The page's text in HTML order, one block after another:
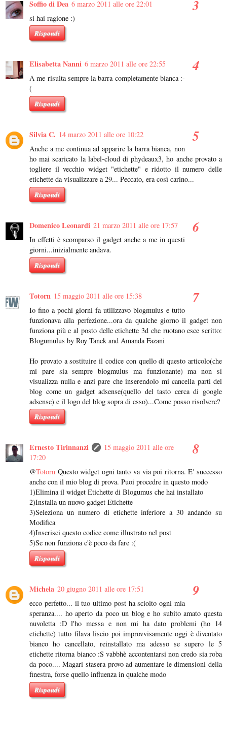
Soffio di Dea 6 marzo 2011 alle ore 22:01
si hai ragione :)
Rispondi
Elisabetta Nanni 6 marzo 2011 alle ore 22:55
A me risulta sempre la barra completamente bianca :-
(
Rispondi
Silvia C. 14 marzo 2011 alle ore 10:22
Anche a me continua ad apparire la barra bianca, non
ho mai scaricato la label-cloud di phydeaux3, ho anche provato a
togliere il vecchio widget "etichette" e ridotto il numero delle
etichette da visualizzare a 29... Peccato, era così carino...
Rispondi
Domenico Leonardi 21 marzo 2011 alle ore 17:57
In effetti è scomparso il gadget anche a me in questi
giorni...inizialmente andava.
Rispondi
Totorn 15 maggio 2011 alle ore 15:38
Io fino a pochi giorni fa utilizzavo blogmulus e tutto
funzionava alla perfezione...ora da qualche giorno il gadget non
funziona più e al posto delle etichette 3d che ruotano esce scritto:
Blogumulus by Roy Tanck and Amanda Fazani
Ho provato a sostituire il codice con quello di questo articolo(che
mi pare sia sempre blogmulus ma funzionante) ma non si
visualizza nulla e anzi pare che inserendolo mi cancella parti del
blog come un gadget adsense(quello del tasto cerca di google
adsense) e il logo del blog sopra di esso)...Come posso risolvere?
Rispondi
Ernesto Tirinnanzi
15 maggio 2011 alle ore
17:20
@Totorn Questo widget ogni tanto va via poi ritorna. E' successo
anche con il mio blog di prova. Puoi procedre in questo modo
1)Elimina il widget Etichette di Blogumus che hai installato
2)Installa un nuovo gadget Etichette
3)Seleziona un numero di etichette inferiore a 30 andando su
Modifica
4)Inserisci questo codice come illustrato nel post
5)Se non funziona c'è poco da fare :(
Rispondi
Michela 20 giugno 2011 alle ore 17:51
ecco perfetto... il tuo ultimo post ha sciolto ogni mia
speranza.... ho aperto da poco un blog e ho subito amato questa
nuvoletta :D l'ho messa e non mi ha dato problemi (ho 14
etichette) tutto filava liscio poi improvvisamente oggi è diventato
bianco ho cancellato, reinstallato ma adesso se supero le 5
etichette ritorna bianco :S vabbhè accontentarsi non credo sia roba
da poco.... Magari stasera provo ad aumentare le dimensioni della
finestra, forse quello influenza in qualche modo
Rispondi